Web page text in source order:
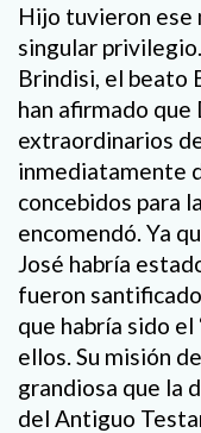
Hijo tuvieron ese
singular
Brindisi, el beato
han afirmado que
extraordinarios
inmediatamente
concebidos para
encomendó. Ya
José habría
fueron
que habría sido
ellos. Su misión
grandiosa que la
del Antiguo